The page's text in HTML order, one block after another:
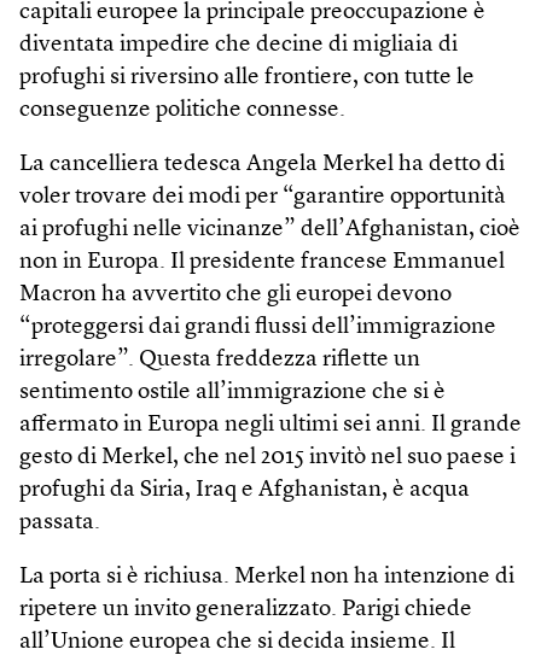
capitali europee la principale preoccupazione è
diventata impedire che decine di migliaia di
profughi si riversino alle frontiere, con tutte le
conseguenze politiche connesse.
La cancelliera tedesca Angela Merkel ha detto di
voler trovare dei modi per “garantire opportunità
ai profughi nelle vicinanze” dell’Afghanistan, cioè
non in Europa. Il presidente francese Emmanuel
Macron ha avvertito che gli europei devono
“proteggersi dai grandi flussi dell’immigrazione
irregolare”. Questa freddezza riflette un
sentimento ostile all’immigrazione che si è
affermato in Europa negli ultimi sei anni. Il grande
gesto di Merkel, che nel 2015 invitò nel suo paese i
profughi da Siria, Iraq e Afghanistan, è acqua
passata.
La porta si è richiusa. Merkel non ha intenzione di
ripetere un invito generalizzato. Parigi chiede
all’Unione europea che si decida insieme. Il